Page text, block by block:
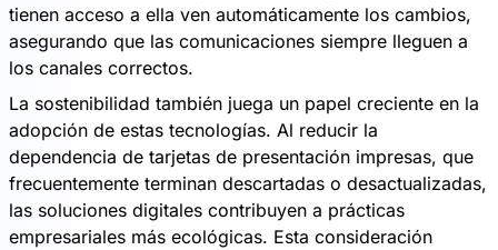
tienen acceso a ella ven automáticamente los cambios,
asegurando que las comunicaciones siempre lleguen a
los canales correctos.
La sostenibilidad también juega un papel creciente en la
adopción de estas tecnologías. Al reducir la
dependencia de tarjetas de presentación impresas, que
frecuentemente terminan descartadas o desactualizadas,
las soluciones digitales contribuyen a prácticas
empresariales más ecológicas. Esta consideración